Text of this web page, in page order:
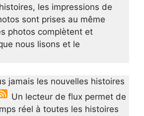
les impressions de
sont prises au même
photos complètent et
nous lisons et le
jamais les nouvelles histoires
Un lecteur de flux permet de
réel à toutes les histoires